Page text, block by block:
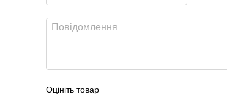
Оцініть товар